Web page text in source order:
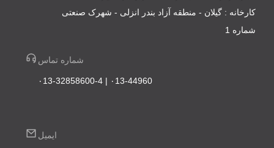
کارخانه : گیلان - منطقه آزاد بندر انزلی - شهرک صنعتی
شماره 1
شماره تماس
۰13-44960 | ۰13-32858600-4
ایمیل